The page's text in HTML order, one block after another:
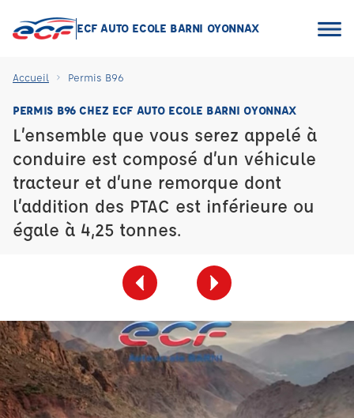
ECF AUTO ECOLE BARNI OYONNAX
Accueil Permis B96
PERMIS B96 CHEZ ECF AUTO ECOLE BARNI OYONNAX
L’ensemble que vous serez appelé à
conduire est composé d’un véhicule
tracteur et d’une remorque dont
l’addition des PTAC est inférieure ou
égale à 4,25 tonnes.